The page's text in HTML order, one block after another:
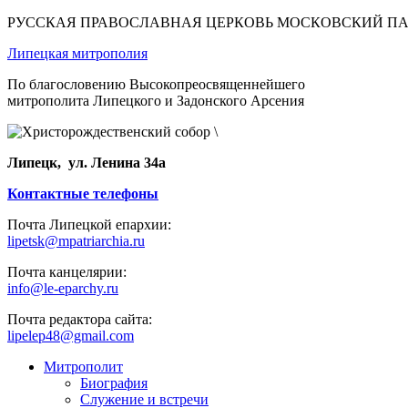
РУССКАЯ ПРАВОСЛАВНАЯ ЦЕРКОВЬ МОСКОВСКИЙ
Липецкая митрополия
По благословению Высокопреосвященнейшего
митрополита Липецкого и Задонского Арсения
Липецк, ул. Ленина 34а
Контактные телефоны
Почта Липецкой епархии:
lipetsk@mpatriarchia.ru
Почта канцелярии:
info@le-eparchy.ru
Почта редактора сайта:
lipelep48@gmail.com
Митрополит
Биография
Служение и встречи